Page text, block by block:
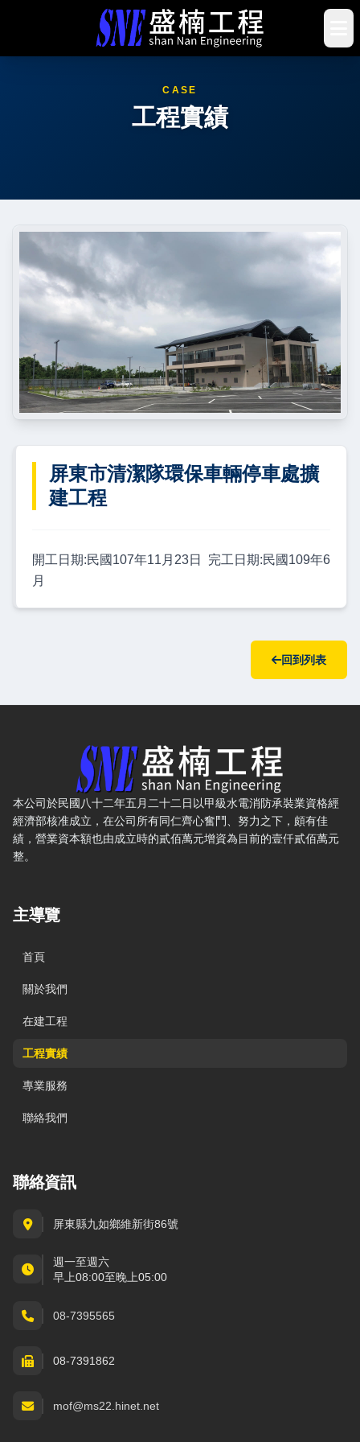
CASE
工程實績
屏東市清潔隊環保車輛停車處擴
建工程
開工日期:民國107年11月23日 完工日期:民國109年6
月
回到列表
盛楠水電工程有限公司 — 網站概要、主導覽與聯絡方式
本公司於民國八十二年五月二十二日以甲級水電消防承裝業資格經
經濟部核准成立，在公司所有同仁齊心奮鬥、努力之下，頗有佳
績，營業資本額也由成立時的貳佰萬元增資為目前的壹仟貳佰萬元
整。
主導覽
首頁
關於我們
在建工程
工程實績
專業服務
聯絡我們
聯絡資訊
屏東縣九如鄉維新街86號
週一至週六
早上08:00至晚上05:00
08-7395565
08-7391862
mof@ms22.hinet.net